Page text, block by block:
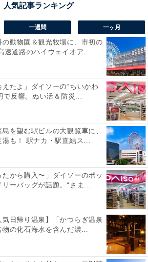
6万円
円
した「家計調査報告 家計収支編
ると、35〜59歳女性の1カ月の平均消
す。そのうち、住居費の平均は2万
賃などは地域や条件によって差が出て
を除いた15万3464円が回答者の属性に
いうことになります。
かについては「なし」と回答。現在
願望はほぼ無い」と話しました。
一週間 一ヶ月
の動物園＆観光牧場に、市初の
速道路のハイウェイオア...
えたよ」ダイソーの“ちいかわ
で反響。ぬい活＆防災...
島を望む駅ビルの大観覧車に、
も！ 駅ナカ・駅直結ス...
たから購入〜」ダイソーのポッ
ーバッグが話題。“さま...
気日帰り温泉】「かつらぎ温泉
の化石海水を含んだ濃...